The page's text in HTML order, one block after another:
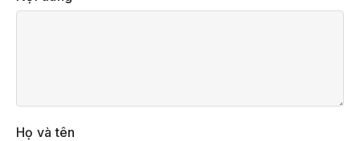
Họ và tên